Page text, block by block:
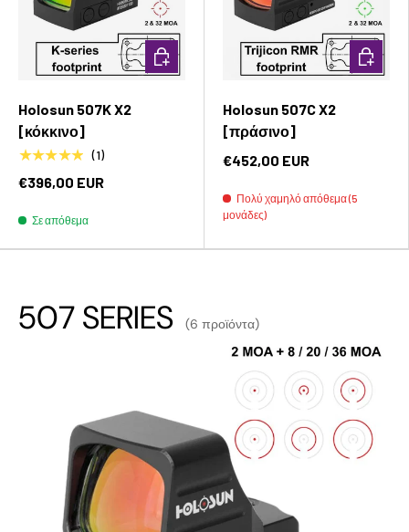
Holosun 507K X2
[κόκκινο]
★★★★★ (1)
€396,00 EUR
Σε απόθεμα
Προσθήκη στο καλάθι
Holosun 507C X2
[πράσινο]
€452,00 EUR
Πολύ χαμηλό απόθεμα (5
μονάδες)
507 SERIES (6 προϊόντα)